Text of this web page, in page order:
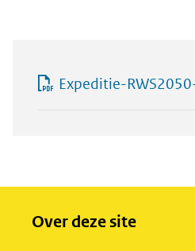
Expeditie-
Over deze site